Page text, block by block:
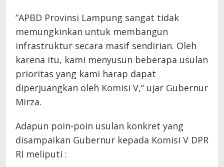
​”APBD Provinsi Lampung sangat tidak
memungkinkan untuk membangun
infrastruktur secara masif sendirian. Oleh
karena itu, kami menyusun beberapa usulan
prioritas yang kami harap dapat
diperjuangkan oleh Komisi V,” ujar Gubernur
Mirza.
​Adapun poin-poin usulan konkret yang
disampaikan Gubernur kepada Komisi V DPR
RI meliputi :